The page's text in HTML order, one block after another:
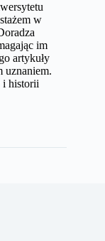
w
im
artykuły
uznaniem.
i historii